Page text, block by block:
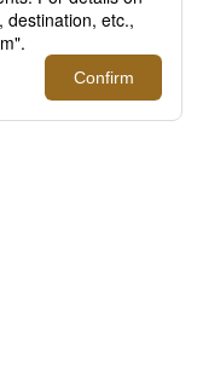
ジョルジオ アルマ
ー